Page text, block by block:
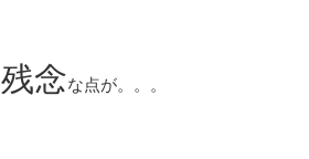
残念な点が。。。